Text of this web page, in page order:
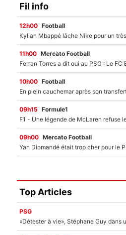
Fil info
12h00 Football
11h00 Mercato Football
10h00 Football
09h15 Formule1
09h00 Mercato Football
Top Articles
PSG